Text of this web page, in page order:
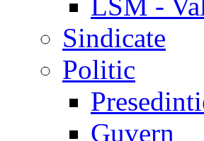
Sindicate
Politic
Guvern